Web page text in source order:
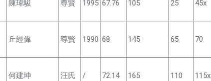
陳瑋駿 尊賢 1995 67.76 105 25 45x
丘經偉 尊賢 1990 68 145 65 70
何建坤 汪氏 / 72.14 165 110 115x